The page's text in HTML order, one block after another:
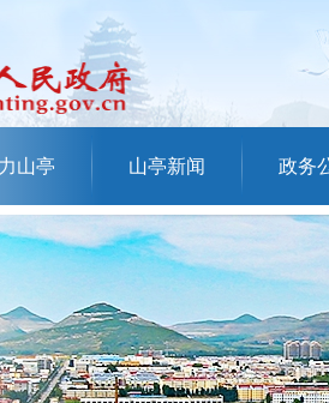
山亭 山亭新闻 政务